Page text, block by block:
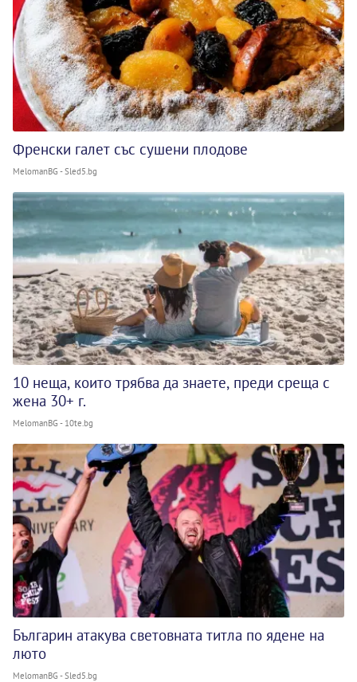
Френски галет със сушени плодове
MelomanBG - Sled5.bg
10 неща, които трябва да знаете, преди среща с
жена 30+ г.
MelomanBG - 10te.bg
Българин атакува световната титла по ядене на
люто
MelomanBG - Sled5.bg